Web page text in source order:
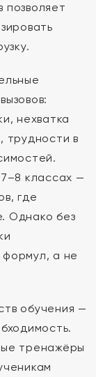
позволяет
нехватка
трудности в
классах —
где
Однако без
а не
обучения —
тренажёры